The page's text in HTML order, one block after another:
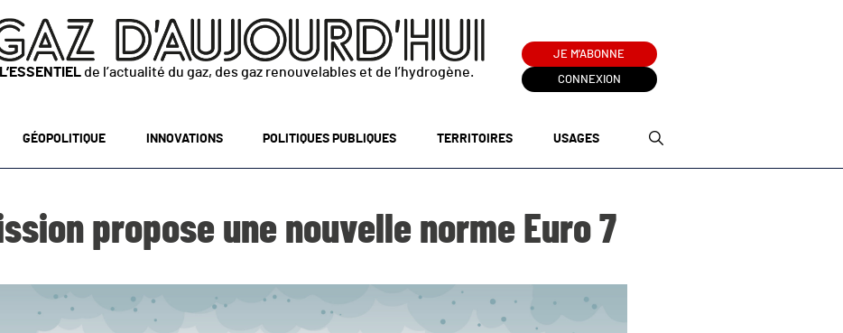
L’ESSENTIEL de l’actualité du gaz, des gaz renouvelables et de l’hydrogène.
JE M'ABONNE
CONNEXION
GÉOPOLITIQUE INNOVATIONS POLITIQUES PUBLIQUES TERRITOIRES USAGES
propose une nouvelle norme Euro 7